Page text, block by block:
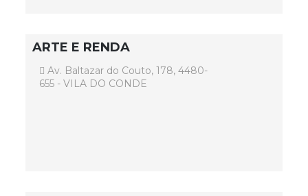
ARTE E RENDA
Av. Baltazar do Couto, 178, 4480-
655 - VILA DO CONDE